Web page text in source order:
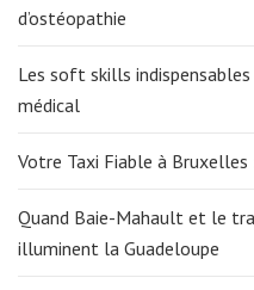
d’ostéopathie
Les soft skills
médical
Votre Taxi Fiable à
Quand Baie-Mahault et le
illuminent la Guadeloupe